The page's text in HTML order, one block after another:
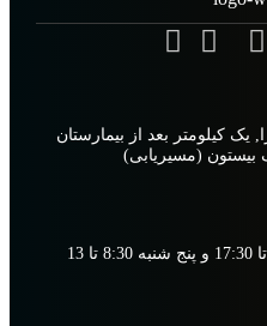
بعد از بیمارستان